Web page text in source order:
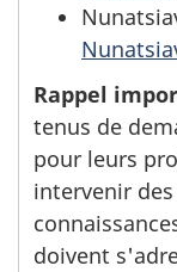
Rappel
tenus de
pour leurs
intervenir
doivent